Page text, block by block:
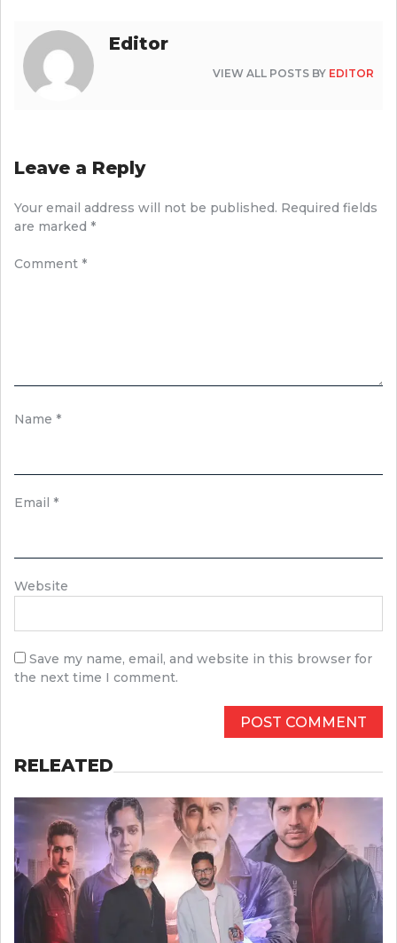
Editor
VIEW ALL POSTS BY EDITOR
Leave a Reply
Your email address will not be published. Required fields
are marked *
Comment *
Name *
Email *
Website
Save my name, email, and website in this browser for
the next time I comment.
RELEATED